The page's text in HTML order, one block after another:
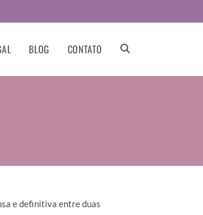
BLOG CONTATO
e definitiva entre duas